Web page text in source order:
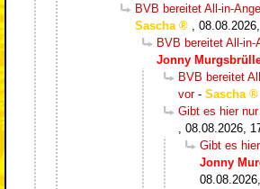
BVB bereitet All-in-
Sascha
,
BVB bereitet All-
Jonny
BVB bereitet
vor- Sascha
Gibt es hier
, 08.08.2026,
Gibt es
Jonny